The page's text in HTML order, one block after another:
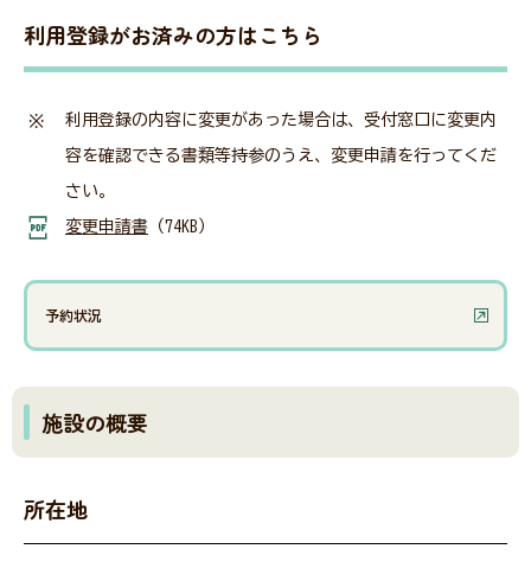
利用登録がお済みの方はこちら
利用登録の内容に変更があった場合は、受付窓口に変更内
容を確認できる書類等持参のうえ、変更申請を行ってくだ
さい。
変更申請書 （74KB）
予約状況
施設の概要
所在地
ニュース
福祉タイムズ
神奈川県社協公式SNS